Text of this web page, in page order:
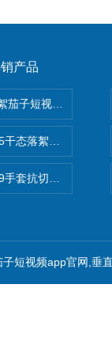
产品
茄子短视频app官网
干态落絮茄子短视频
手套抗切割性能茄子
短视频app官网,垂